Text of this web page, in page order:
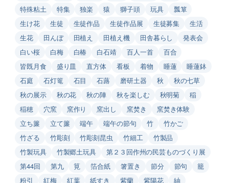
特殊粘土
特集 独楽 猿 獅子頭 玩具
瓢箪
生け花
生徒 生徒作品 生徒作品展 生徒募集
生活
生花
田んぼ 田植え 田植え機 田舎暮らし
発表会
白い桜
白梅 白椿 白石靖 百人一首
百合
皆既月食
盛り皿 直方体 看板 着物 睡蓮
睡蓮鉢
石庭
石灯篭 石目 石蕗 磨研土器 秋
秋の七草
秋の展示
秋の花 秋の陣 秋を楽しむ 秋明菊
稲
稲穂
穴窯 窯作り 窯出し 窯焚き
窯焚き体験
立ち簾
立て簾 端午 端午の節句 竹
竹かご
竹ざる
竹彫刻 竹彫刻昆虫 竹細工
竹製品
竹製玩具
竹製郷土玩具
第２３回作州の民芸ものづくり展
第44回
第九 筧 箔合紙 箸置き 節分 節句
籠
粉引
紅梅 紅葉 紙すき 紫蘭 紫陽花
紬